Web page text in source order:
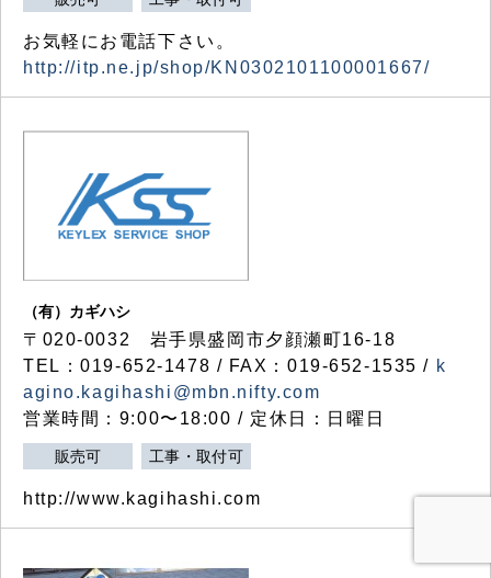
お気軽にお電話下さい。
http://itp.ne.jp/shop/KN0302101100001667/
（有）カギハシ
〒020-0032 岩手県盛岡市夕顔瀬町16-18
TEL：019-652-1478 / FAX：019-652-1535 / k
agino.kagihashi@mbn.nifty.com
営業時間：9:00〜18:00 / 定休日：日曜日
販売可 工事・取付可
http://www.kagihashi.com